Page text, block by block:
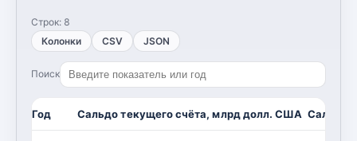
Строк: 8
Колонки
CSV JSON
Поиск
Год Сальдо текущего счёта, млрд долл. США Сальдо